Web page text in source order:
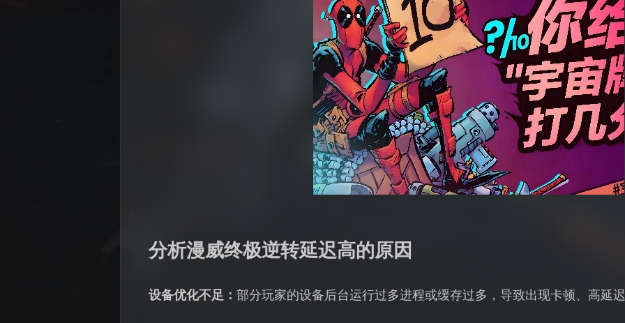
分析漫威终极逆转延迟高的原因
设备优化不足： 部分玩家的设备后台运行过多进程或缓存过多，导致出现卡顿、高延